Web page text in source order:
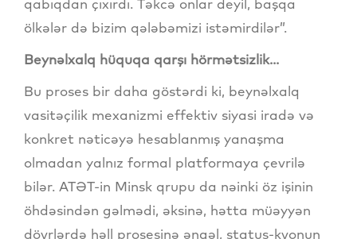
ölkələr də bizim qələbəmizi istəmirdilər”.
Beynəlxalq hüquqa qarşı hörmətsizlik...
Bu proses bir daha göstərdi ki, beynəlxalq
vasitəçilik mexanizmi effektiv siyasi iradə və
konkret nəticəyə hesablanmış yanaşma
olmadan yalnız formal platformaya çevrilə
bilər. ATƏT-in Minsk qrupu da nəinki öz işinin
öhdəsindən gəlmədi, əksinə, hətta müəyyən
dövrlərdə həll prosesinə əngəl, status-kvonun